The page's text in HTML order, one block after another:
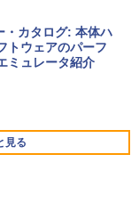
15.6イン
モリ16GB SSD 5
Personal (24か月
M1502NAQ-R716
- 10,000 Robux
テムを含む】 【オ
・カタログ: 本体ハ
トウェアのパーフ
ミュレータ紹介
見る